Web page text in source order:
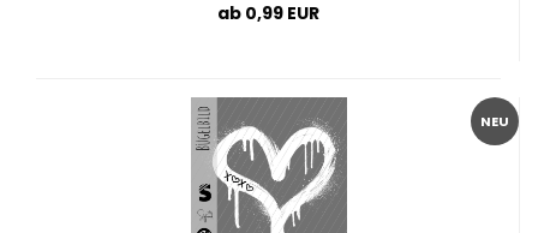
ab 0,99 EUR
NEU